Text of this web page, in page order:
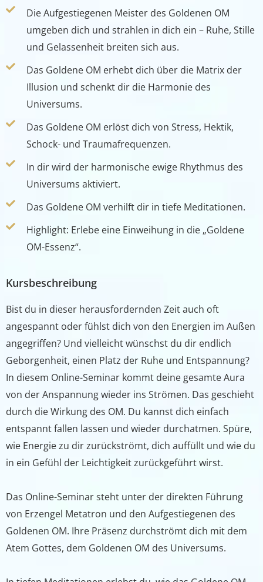
Die Aufgestiegenen Meister des Goldenen OM
umgeben dich und strahlen in dich ein – Ruhe, Stille
und Gelassenheit breiten sich aus.
Das Goldene OM erhebt dich über die Matrix der
Illusion und schenkt dir die Harmonie des
Universums.
Das Goldene OM erlöst dich von Stress, Hektik,
Schock- und Traumafrequenzen.
In dir wird der harmonische ewige Rhythmus des
Universums aktiviert.
Das Goldene OM verhilft dir in tiefe Meditationen.
Highlight: Erlebe eine Einweihung in die „Goldene
OM-Essenz“.
Kursbeschreibung
Bist du in dieser herausfordernden Zeit auch oft
angespannt oder fühlst dich von den Energien im Außen
angegriffen? Und vielleicht wünschst du dir endlich
Geborgenheit, einen Platz der Ruhe und Entspannung?
In diesem Online-Seminar kommt deine gesamte Aura
von der Anspannung wieder ins Strömen. Das geschieht
durch die Wirkung des OM. Du kannst dich einfach
entspannt fallen lassen und wieder durchatmen. Spüre,
wie Energie zu dir zurückströmt, dich auffüllt und wie du
in ein Gefühl der Leichtigkeit zurückgeführt wirst.
Das Online-Seminar steht unter der direkten Führung
von Erzengel Metatron und den Aufgestiegenen des
Goldenen OM. Ihre Präsenz durchströmt dich mit dem
Atem Gottes, dem Goldenen OM des Universums.